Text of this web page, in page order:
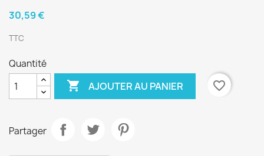
30,59 €
TTC
Quantité
 AJOUTER AU PANIER favorite_border
Partager